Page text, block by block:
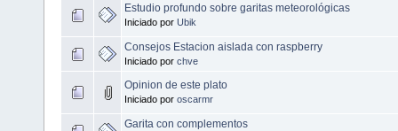
Estudio profundo sobre garitas meteorológicas
Iniciado por Ubik
Consejos Estacion aislada con raspberry
Iniciado por chve
Opinion de este plato
Iniciado por oscarmr
Garita con complementos